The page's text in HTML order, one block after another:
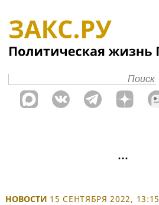
НОВОСТИ 15 СЕНТЯБРЯ 2022, 13:15